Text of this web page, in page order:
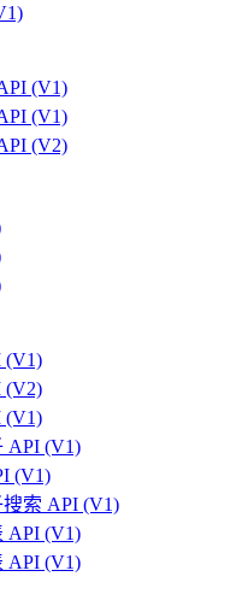
(V1)
(V1)
(V2)
(V1)
(V2)
(V1)
API (V1)
(V1)
搜索 API (V1)
API (V1)
API (V1)